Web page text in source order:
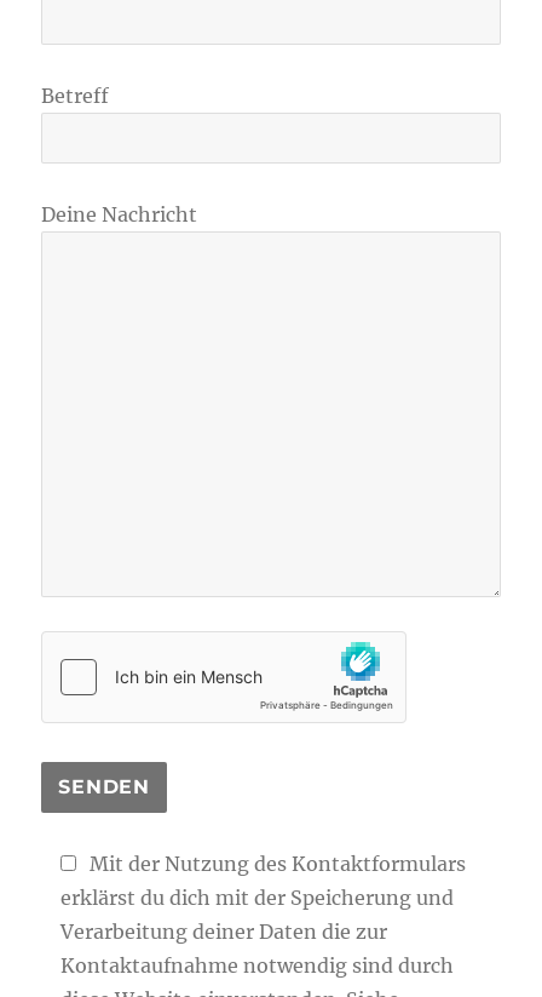
Betreff
Deine Nachricht
Mit der Nutzung des Kontaktformulars
erklärst du dich mit der Speicherung und
Verarbeitung deiner Daten die zur
Kontaktaufnahme notwendig sind durch